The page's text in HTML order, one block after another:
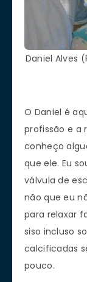
Daniel Alves
O Daniel é
profissão e a
conheço
que ele. Eu
válvula de
não que eu
para relaxar
siso incluso
calcificadas
pouco.